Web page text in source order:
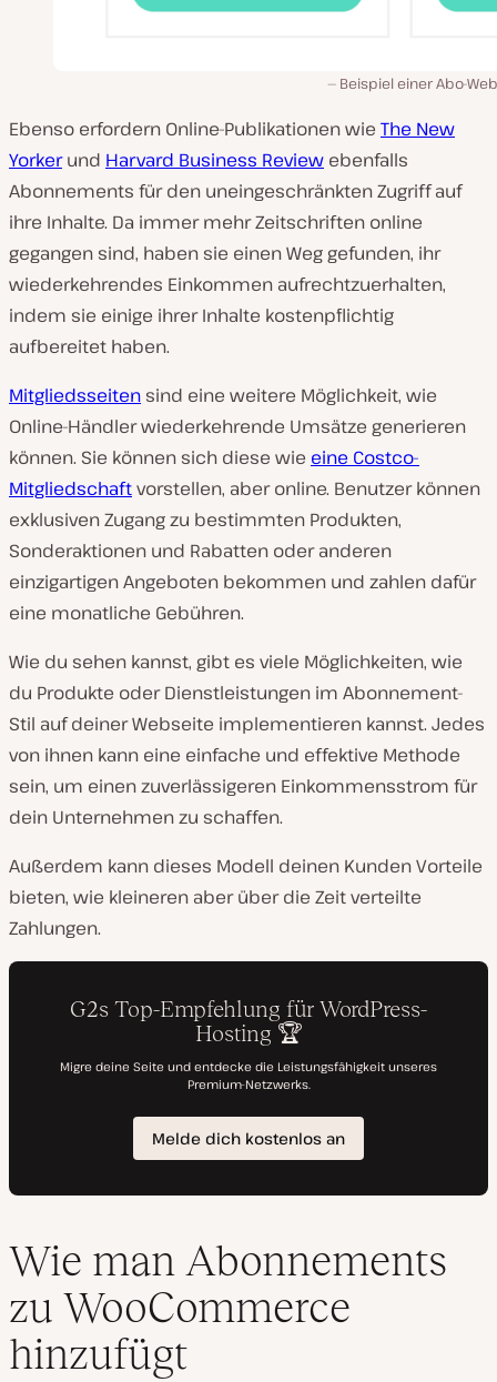
Beispiel einer Abo-
Ebenso erfordern Online-Publikationen wie The New
Yorkerund Harvard Business Review ebenfalls
Abonnements für den uneingeschränkten Zugriff auf
ihre Inhalte. Da immer mehr Zeitschriften online
gegangen sind, haben sie einen Weg gefunden, ihr
wiederkehrendes Einkommen aufrechtzuerhalten,
indem sie einige ihrer Inhalte kostenpflichtig
aufbereitet haben.
Mitgliedsseiten sind eine weitere Möglichkeit, wie
Online-Händler wiederkehrende Umsätze generieren
können. Sie können sich diese wie eine Costco-
Mitgliedschaftvorstellen, aber online. Benutzer können
exklusiven Zugang zu bestimmten Produkten,
Sonderaktionen und Rabatten oder anderen
einzigartigen Angeboten bekommen und zahlen dafür
eine monatliche Gebühren.
Wie du sehen kannst, gibt es viele Möglichkeiten, wie
du Produkte oder Dienstleistungen im Abonnement-
Stil auf deiner Webseite implementieren kannst. Jedes
von ihnen kann eine einfache und effektive Methode
sein, um einen zuverlässigeren Einkommensstrom für
dein Unternehmen zu schaffen.
Außerdem kann dieses Modell deinen Kunden Vorteile
bieten, wie kleineren aber über die Zeit verteilte
Zahlungen.
Wie man Abonnements
zu WooCommerce
hinzufügt